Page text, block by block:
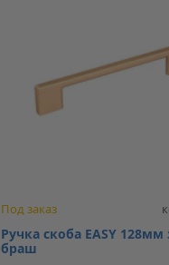
Под заказ
Ручка скоба EASY 128мм
браш